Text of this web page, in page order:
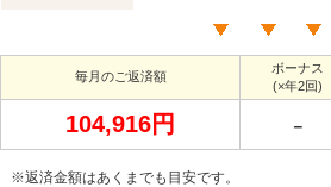
毎月のご返済額
ボーナス
(×年2回)
104,916円 －
※返済金額はあくまでも目安です。